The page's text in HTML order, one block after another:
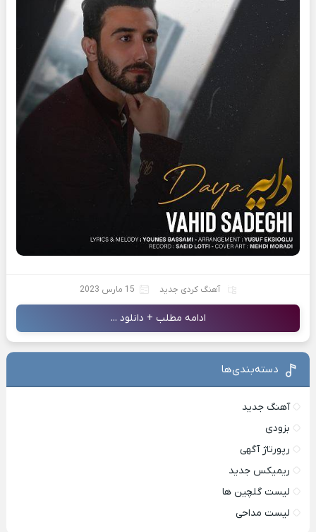
آهنگ کردی جدید 15 مارس 2023
ادامه مطلب + دانلود ...
دسته‌بندی‌ها
آهنگ جدید
بزودی
رپورتاژ آگهی
ریمیکس جدید
لیست گلچین ها
لیست مداحی